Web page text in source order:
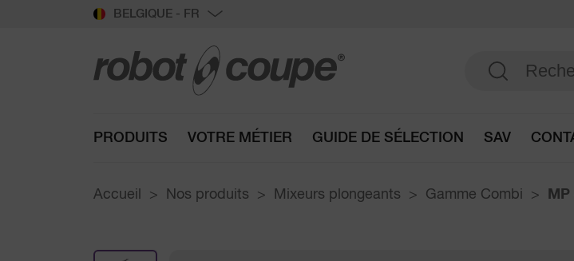
BELGIQUE - FR
PRODUITS VOTRE MÉTIER GUIDE DE SÉLECTION SAV
Accueil Nos produits Mixeurs plongeants Gamme Combi
Accès au guide de